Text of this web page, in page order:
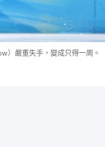
）嚴重失手，變成只得一周。